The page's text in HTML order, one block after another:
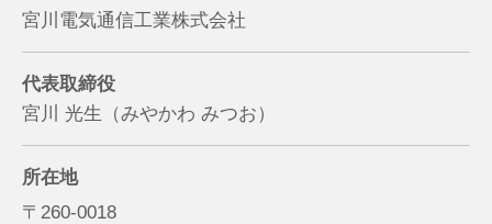
宮川電気通信工業株式会社
代表取締役
宮川 光生（みやかわ みつお）
所在地
〒260-0018